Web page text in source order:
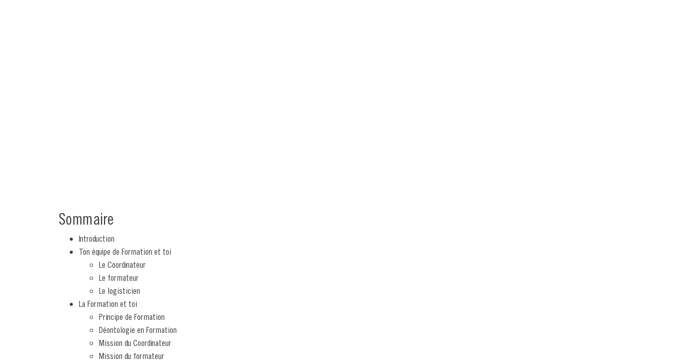
Sommaire
Introduction
Ton équipe de Formation et toi
Le Coordinateur
Le formateur
Le logisticien
La Formation et toi
Principe de Formation
Déontologie en Formation
Mission du Coordinateur
Mission du formateur